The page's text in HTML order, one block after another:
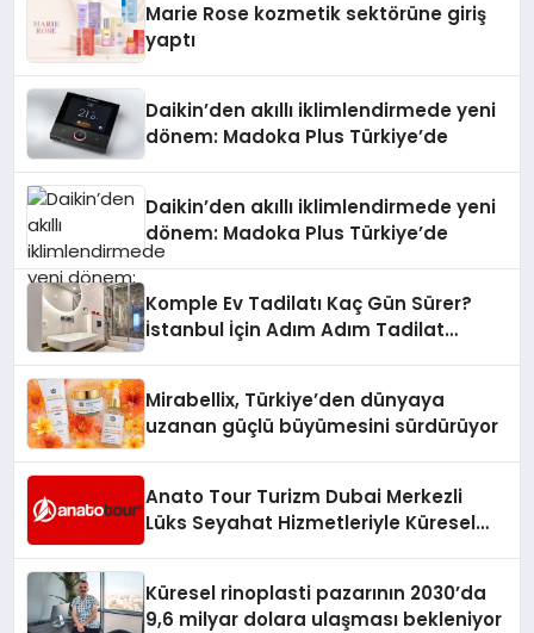
Marie Rose kozmetik sektörüne giriş
yaptı
Daikin’den akıllı iklimlendirmede yeni
dönem: Madoka Plus Türkiye’de
Daikin’den akıllı iklimlendirmede yeni
dönem: Madoka Plus Türkiye’de
Komple Ev Tadilatı Kaç Gün Sürer?
İstanbul İçin Adım Adım Tadilat
Mirabellix, Türkiye’den dünyaya
uzanan güçlü büyümesini sürdürüyor
Anato Tour Turizm Dubai Merkezli
Lüks Seyahat Hizmetleriyle Küresel
Küresel rinoplasti pazarının 2030’da
9,6 milyar dolara ulaşması bekleniyor